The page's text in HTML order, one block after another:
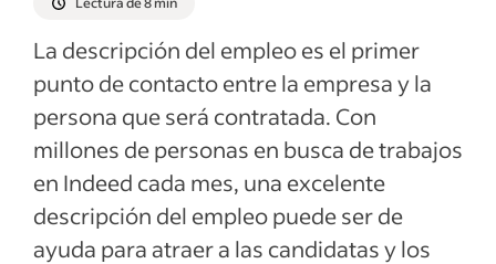
proyectos de construcción
Responsabilidades y deberes de Gerente
de proyectos de construcción
Calificaciones y habilidades de Gerente de
proyectos de construcción
Ejemplos de descripciones del empleo
La descripción del empleo es el primer
punto de contacto entre la empresa y la
persona que será contratada. Con
millones de personas en busca de trabajos
en Indeed cada mes, una excelente
descripción del empleo puede ser de
ayuda para atraer a las candidatas y los